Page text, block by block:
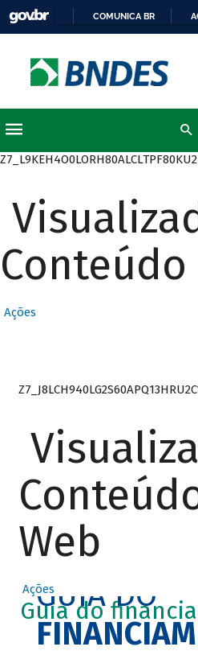
COMUNICA BR
Z7_L9KEH4O0LORH80ALCLTPF80KU2
Conteúdo
Ações
Web
Ações
Guia do
GUIA DO